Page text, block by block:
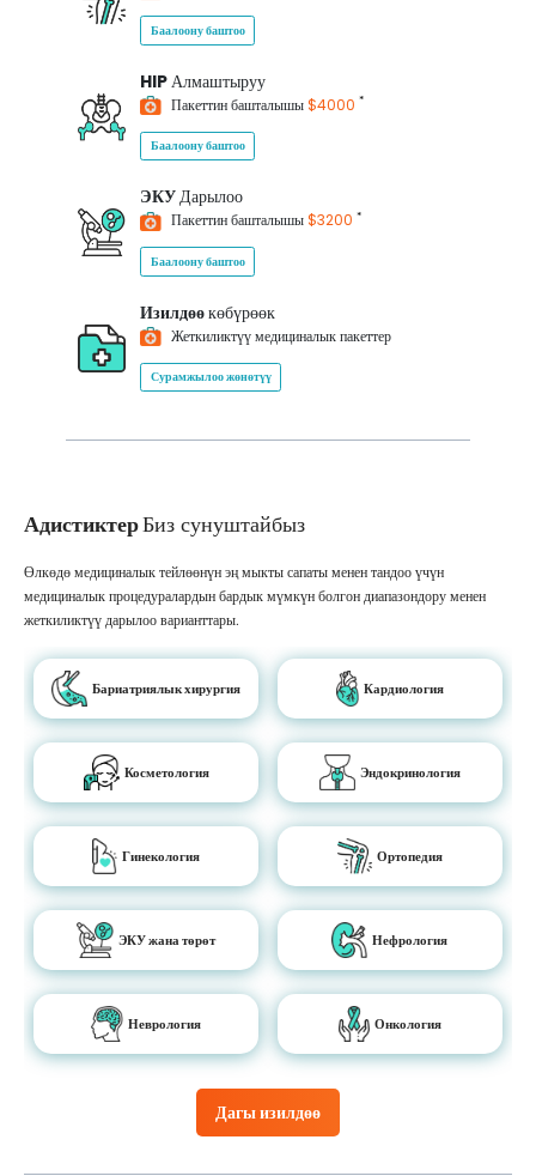
Баалоону баштоо
HIPАлмаштыруу
Пакеттин башталышы$4000 *
Баалоону баштоо
ЭКУДарылоо
Пакеттин башталышы$3200 *
Баалоону баштоо
Изилдөөкөбүрөөк
Жеткиликтүү медициналык пакеттер
Сурамжылоо жөнөтүү
АдистиктерБиз сунуштайбыз
Дагы изилдөө
Өлкөдө медициналык тейлөөнүн эң мыкты сапаты менен тандоо үчүн
медициналык процедуралардын бардык мүмкүн болгон диапазондору менен
жеткиликтүү дарылоо варианттары.
Бариатриялык хирургия Кардиология
Косметология Эндокринология
Гинекология Ортопедия
ЭКУ жана төрөт Нефрология
Неврология Онкология